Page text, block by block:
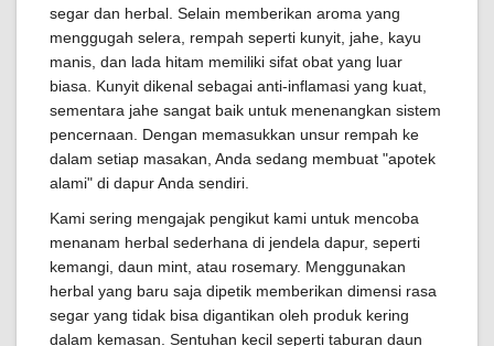
segar dan herbal. Selain memberikan aroma yang
menggugah selera, rempah seperti kunyit, jahe, kayu
manis, dan lada hitam memiliki sifat obat yang luar
biasa. Kunyit dikenal sebagai anti-inflamasi yang kuat,
sementara jahe sangat baik untuk menenangkan sistem
pencernaan. Dengan memasukkan unsur rempah ke
dalam setiap masakan, Anda sedang membuat "apotek
alami" di dapur Anda sendiri.
Kami sering mengajak pengikut kami untuk mencoba
menanam herbal sederhana di jendela dapur, seperti
kemangi, daun mint, atau rosemary. Menggunakan
herbal yang baru saja dipetik memberikan dimensi rasa
segar yang tidak bisa digantikan oleh produk kering
dalam kemasan. Sentuhan kecil seperti taburan daun